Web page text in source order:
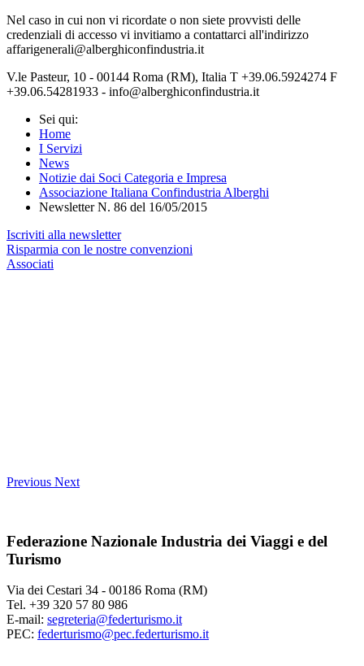
Nel caso in cui non vi ricordate o non siete provvisti delle
credenziali di accesso vi invitiamo a contattarci all'indirizzo
affarigenerali@alberghiconfindustria.it
V.le Pasteur, 10 - 00144 Roma (RM), Italia T +39.06.5924274 F
+39.06.54281933 - info@alberghiconfindustria.it
Sei qui:
Home
I Servizi
News
Notizie dai Soci Categoria e Impresa
Associazione Italiana Confindustria Alberghi
Newsletter N. 86 del 16/05/2015
Iscriviti alla newsletter
Risparmia con le nostre convenzioni
Associati
Previous Next
Federazione Nazionale Industria dei Viaggi e del
Turismo
Via dei Cestari 34 - 00186 Roma (RM)
Tel. +39 320 57 80 986
E-mail: segreteria@federturismo.it
PEC: federturismo@pec.federturismo.it